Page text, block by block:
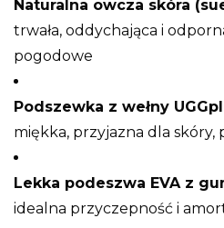
Naturalna owcza skóra
trwała, oddychająca i
pogodowe
Podszewka z wełny
miękka, przyjazna dla
Lekka podeszwa EVA z
idealna przyczepność i